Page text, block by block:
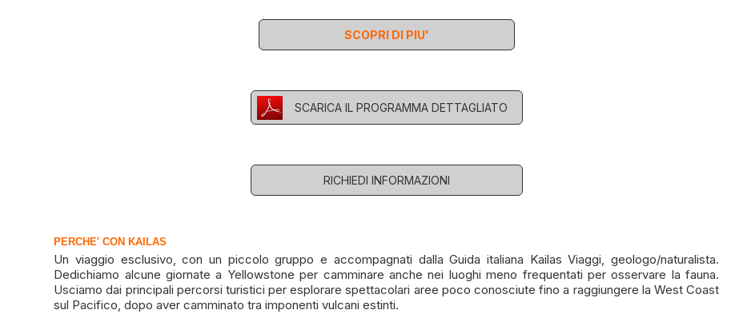
SCOPRI DI PIU'
SCARICA IL PROGRAMMA DETTAGLIATO
RICHIEDI INFORMAZIONI
PERCHE' CON KAILAS
Un viaggio esclusivo, con un piccolo gruppo e accompagnati dalla Guida italiana Kailas Viaggi, geologo/naturalista.
Dedichiamo alcune giornate a Yellowstone per camminare anche nei luoghi meno frequentati per osservare la fauna.
Usciamo dai principali percorsi turistici per esplorare spettacolari aree poco conosciute fino a raggiungere la West Coast
sul Pacifico, dopo aver camminato tra imponenti vulcani estinti.